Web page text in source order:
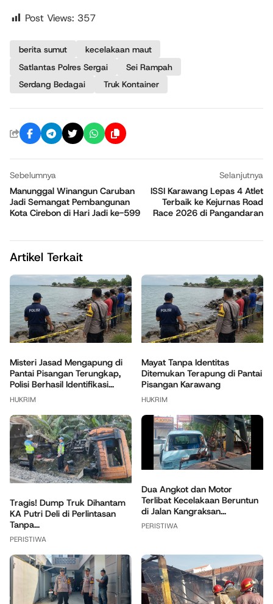
Post Views: 357
berita sumut
kecelakaan maut
Satlantas Polres Sergai
Sei Rampah
Serdang Bedagai
Truk Kontainer
Sebelumnya
Manunggal Winangun Caruban
Jadi Semangat Pembangunan
Kota Cirebon di Hari Jadi ke-599
Selanjutnya
ISSI Karawang Lepas 4 Atlet
Terbaik ke Kejurnas Road
Race 2026 di Pangandaran
Artikel Terkait
Misteri Jasad Mengapung di
Pantai Pisangan Terungkap,
Polisi Berhasil Identifikasi...
HUKRIM
Mayat Tanpa Identitas
Ditemukan Terapung di Pantai
Pisangan Karawang
HUKRIM
Tragis! Dump Truk Dihantam
KA Putri Deli di Perlintasan
Tanpa...
PERISTIWA
Dua Angkot dan Motor
Terlibat Kecelakaan Beruntun
di Jalan Kangraksan...
PERISTIWA